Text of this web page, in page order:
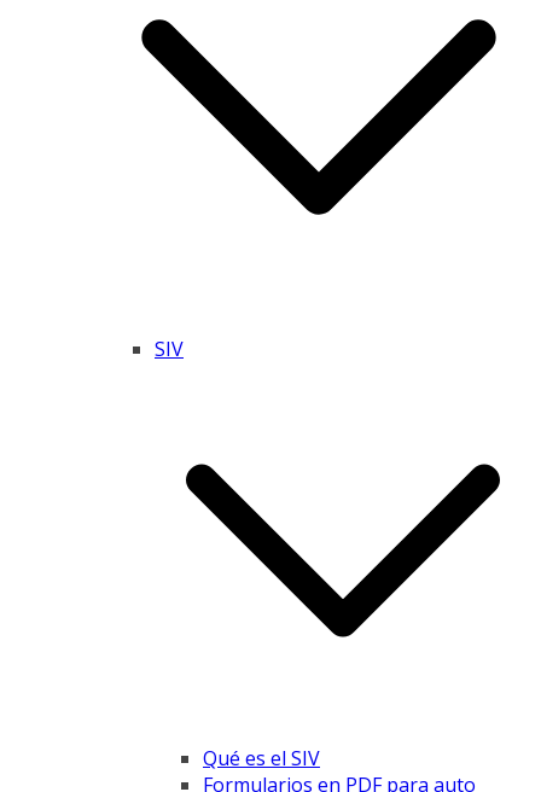
SIV
Qué es el SIV
Formularios en PDF para auto